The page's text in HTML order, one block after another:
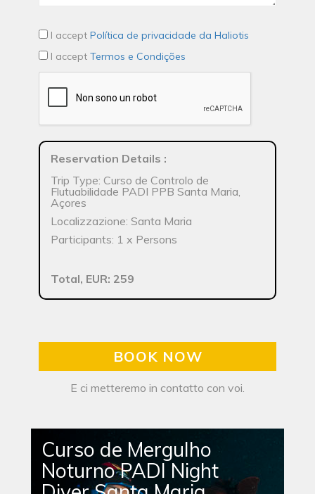
I accept Política de privacidade da Haliotis
I accept Termos e Condições
Reservation Details :
Trip Type: Curso de Controlo de
Flutuabilidade PADI PPB Santa Maria,
Açores
Localizzazione: Santa Maria
Participants: 1 x Persons
Total, EUR: 259
BOOK NOW
E ci metteremo in contatto con voi.
Curso de Mergulho
Noturno PADI Night